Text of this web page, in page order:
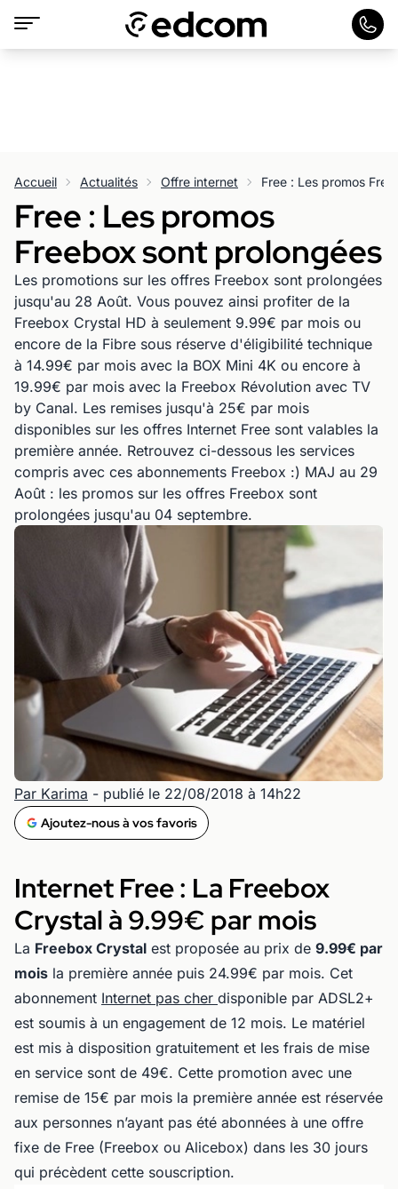
Accueil Actualités Offre internet Free : Les promos
Free : Les promos
Freebox sont prolongées
Les promotions sur les offres Freebox sont prolongées
jusqu'au 28 Août. Vous pouvez ainsi profiter de la
Freebox Crystal HD à seulement 9.99€ par mois ou
encore de la Fibre sous réserve d'éligibilité technique
à 14.99€ par mois avec la BOX Mini 4K ou encore à
19.99€ par mois avec la Freebox Révolution avec TV
by Canal. Les remises jusqu'à 25€ par mois
disponibles sur les offres Internet Free sont valables la
première année. Retrouvez ci-dessous les services
compris avec ces abonnements Freebox :) MAJ au 29
Août : les promos sur les offres Freebox sont
prolongées jusqu'au 04 septembre.
Par Karima - publié le 22/08/2018 à 14h22
Ajoutez-nous à vos favoris
Internet Free : La Freebox
Crystal à 9.99€ par mois
La Freebox Crystal est proposée au prix de 9.99€ par
mois la première année puis 24.99€ par mois. Cet
abonnement Internet pas cher disponible par ADSL2+
est soumis à un engagement de 12 mois. Le matériel
est mis à disposition gratuitement et les frais de mise
en service sont de 49€. Cette promotion avec une
remise de 15€ par mois la première année est réservée
aux personnes n’ayant pas été abonnées à une offre
fixe de Free (Freebox ou Alicebox) dans les 30 jours
qui précèdent cette souscription.